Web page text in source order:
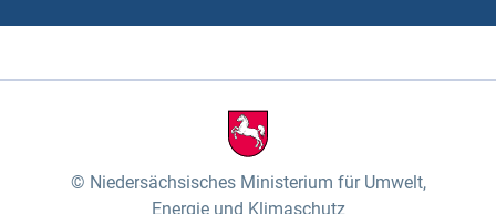
Niedersächsisches Ministerium für Umwelt,
Energie und Klimaschutz